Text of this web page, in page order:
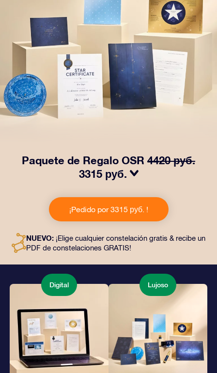
Paquete de Regalo OSR 4420 руб.
3315 руб.
OSR! Este regalo incluye un bonito sobre y documentos
personalizados enviados a la dirección que elijas,
además de documentos digitales y el uso gratuito de
obsequiar un regalo eterno a amigos y seres queridos.
¡Pedido por 3315 руб. !
NUEVO: ¡Elige cualquier constelación gratis & recibe un
PDF de constelaciones GRATIS!
Digital Lujoso